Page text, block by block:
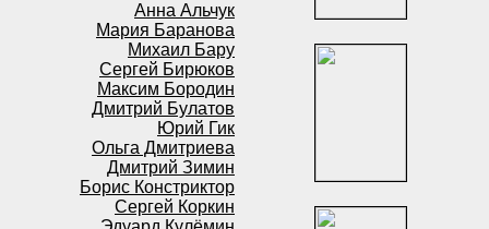
Анна Альчук
Мария Баранова
Михаил Бару
Сергей Бирюков
Максим Бородин
Дмитрий Булатов
Юрий Гик
Ольга Дмитриева
Дмитрий Зимин
Борис Констриктор
Сергей Коркин